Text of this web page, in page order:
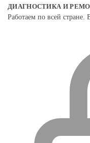
ДИАГНОСТИКА И
Работаем по всей стране.